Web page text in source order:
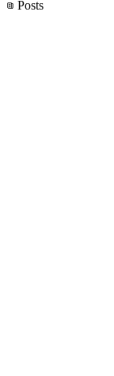
Posts